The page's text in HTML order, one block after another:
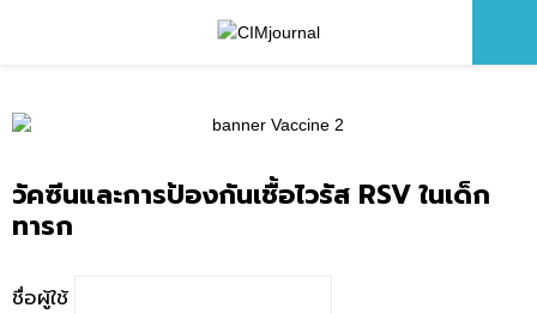
วัคซีนและการป้องกันเชื้อไวรัส RSV ในเด็ก
ทารก
ชื่อผู้ใช้